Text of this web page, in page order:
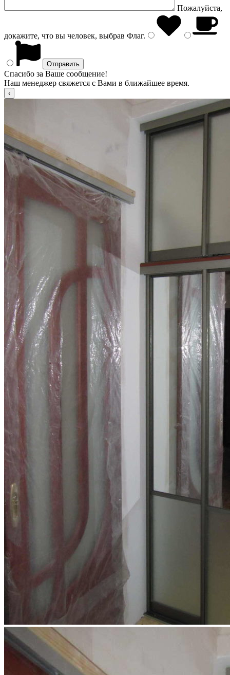
Пожалуйста,
докажите, что вы человек, выбрав Флаг.
Спасибо за Ваше сообщение!
Наш менеджер свяжется с Вами в ближайшее время.